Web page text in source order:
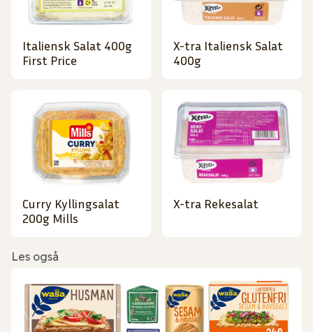
Italiensk Salat 400g
First Price
X-tra Italiensk Salat
400g
Curry Kyllingsalat
200g Mills
X-tra Rekesalat
Les også